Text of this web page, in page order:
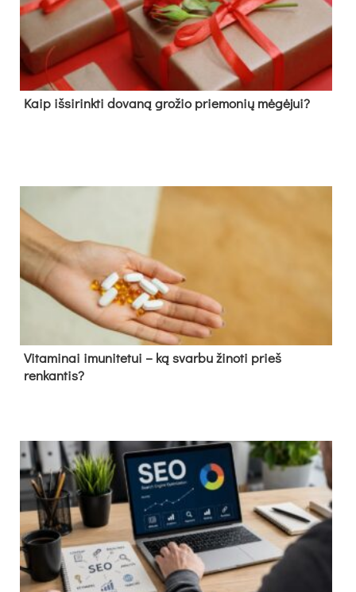
Kaip išsirinkti dovaną grožio priemonių mėgėjui?
Vitaminai imunitetui – ką svarbu žinoti prieš
renkantis?